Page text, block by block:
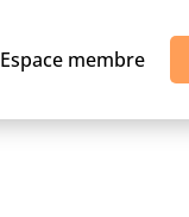
Espace membre